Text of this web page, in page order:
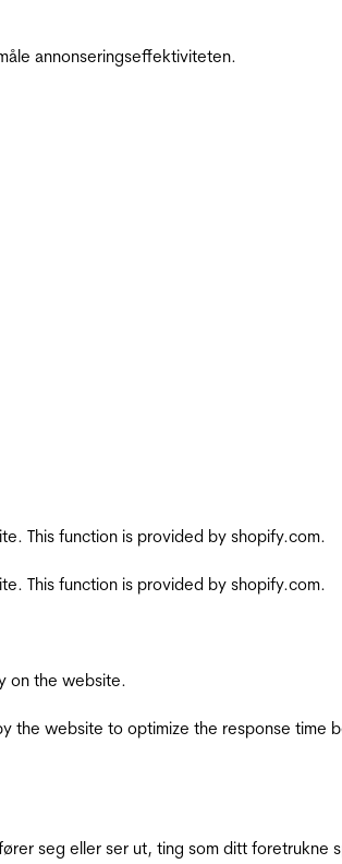
annonseringseffektiviteten.
This function is provided by shopify.com.
This function is provided by shopify.com.
on the website.
the website to optimize the response time
seg eller ser ut, ting som ditt foretrukne